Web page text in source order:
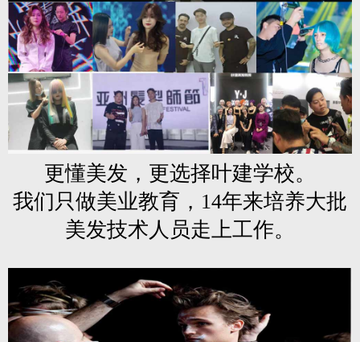
更懂美发，更选择叶建学校。
我们只做美业教育，14年来培养大批
美发技术人员走上工作。